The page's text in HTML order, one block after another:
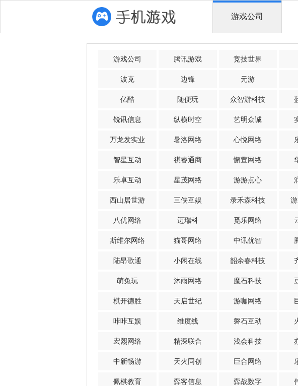
游戏公司
游戏公司 腾讯游戏 竞技世界
波克 边锋 元游
亿酷 随便玩 众智游科技
锐讯信息 纵横时空 艺明众诚
万龙发实业 暑洛网络 心悦网络
智星互动 祺睿通商 懈萱网络
乐卓互动 星茂网络 游游点心
西山居世游 三侠互娱 录禾森科技
八优网络 迈瑞科 觅乐网络
斯维尔网络 猫哥网络 中讯优智
陆昂歌通 小闲在线 韶余春科技
萌兔玩 沐雨网络 魔石科技
棋开德胜 天启世纪 游咖网络
咔咔互娱 维度线 磐石互动
宏熙网络 精深联合 浅会科技
中新畅游 天火同创 巨合网络
佩棋教育 弈客信息 弈战数字